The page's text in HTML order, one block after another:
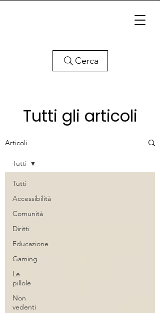
Cerca
Tutti gli articoli
Articoli
Tutti
Accessibilità
Comunità
Diritti
Educazione
Gaming
Le
pillole
Non
vedenti
Tutti